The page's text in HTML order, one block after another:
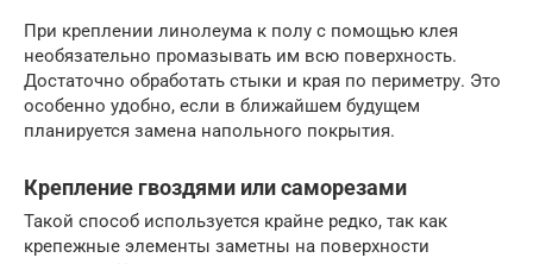
При креплении линолеума к полу с помощью клея
необязательно промазывать им всю поверхность.
Достаточно обработать стыки и края по периметру. Это
особенно удобно, если в ближайшем будущем
планируется замена напольного покрытия.
Крепление гвоздями или саморезами
Такой способ используется крайне редко, так как
крепежные элементы заметны на поверхности